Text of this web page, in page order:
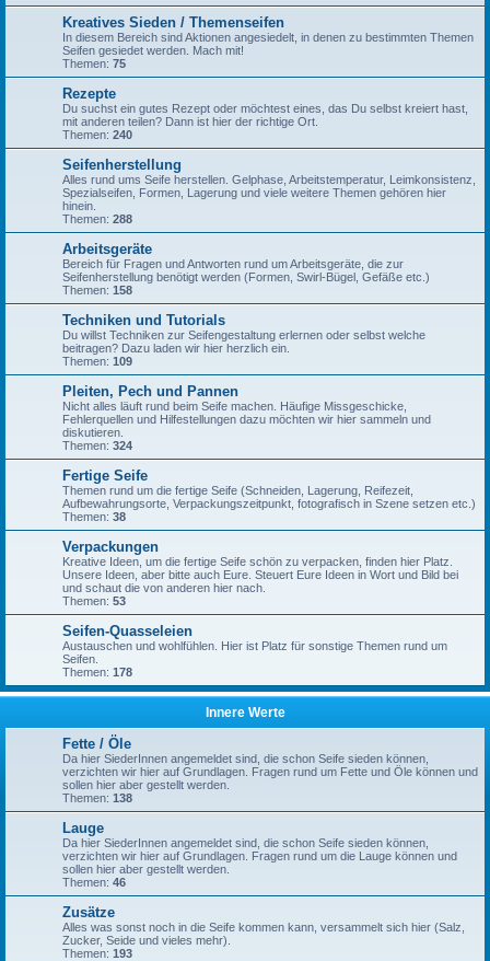
Kreatives Sieden / Themenseifen
In diesem Bereich sind Aktionen angesiedelt, in denen zu bestimmten Themen
Seifen gesiedet werden. Mach mit!
Themen: 75
Rezepte
Du suchst ein gutes Rezept oder möchtest eines, das Du selbst kreiert hast,
mit anderen teilen? Dann ist hier der richtige Ort.
Themen: 240
Seifenherstellung
Alles rund ums Seife herstellen. Gelphase, Arbeitstemperatur, Leimkonsistenz,
Spezialseifen, Formen, Lagerung und viele weitere Themen gehören hier
hinein.
Themen: 288
Arbeitsgeräte
Bereich für Fragen und Antworten rund um Arbeitsgeräte, die zur
Seifenherstellung benötigt werden (Formen, Swirl-Bügel, Gefäße etc.)
Themen: 158
Techniken und Tutorials
Du willst Techniken zur Seifengestaltung erlernen oder selbst welche
beitragen? Dazu laden wir hier herzlich ein.
Themen: 109
Pleiten, Pech und Pannen
Nicht alles läuft rund beim Seife machen. Häufige Missgeschicke,
Fehlerquellen und Hilfestellungen dazu möchten wir hier sammeln und
diskutieren.
Themen: 324
Fertige Seife
Themen rund um die fertige Seife (Schneiden, Lagerung, Reifezeit,
Aufbewahrungsorte, Verpackungszeitpunkt, fotografisch in Szene setzen etc.)
Themen: 38
Verpackungen
Kreative Ideen, um die fertige Seife schön zu verpacken, finden hier Platz.
Unsere Ideen, aber bitte auch Eure. Steuert Eure Ideen in Wort und Bild bei
und schaut die von anderen hier nach.
Themen: 53
Seifen-Quasseleien
Austauschen und wohlfühlen. Hier ist Platz für sonstige Themen rund um
Seifen.
Themen: 178
Innere Werte
Fette / Öle
Da hier SiederInnen angemeldet sind, die schon Seife sieden können,
verzichten wir hier auf Grundlagen. Fragen rund um Fette und Öle können und
sollen hier aber gestellt werden.
Themen: 138
Lauge
Da hier SiederInnen angemeldet sind, die schon Seife sieden können,
verzichten wir hier auf Grundlagen. Fragen rund um die Lauge können und
sollen hier aber gestellt werden.
Themen: 46
Zusätze
Alles was sonst noch in die Seife kommen kann, versammelt sich hier (Salz,
Zucker, Seide und vieles mehr).
Themen: 193